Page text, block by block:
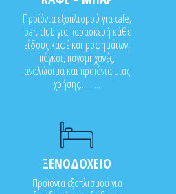
Προϊόντα εξοπλισμού για cafe,
bar, club για παρασκευή κάθε
είδους καφέ και ροφημάτων,
πάγκοι, παγομηχανές,
αναλώσιμα και προϊόντα μιας
χρήσης..........
ΞΕΝΟΔΟΧΕΙΟ
Προϊόντα εξοπλισμού για